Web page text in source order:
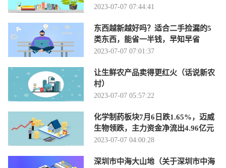
2023-07-07 07:44:41
东西越新越好吗？适合二手捡漏的5
类东西，能省一半钱，早知早省
2023-07-07 07:01:37
让生鲜农产品卖得更红火（话说新农
村）
2023-07-07 05:57:22
化学制药板块7月6日跌1.65%，迈威
生物领跌，主力资金净流出4.96亿元
2023-07-07 04:00:28
深圳市中海大山地（关于深圳市中海